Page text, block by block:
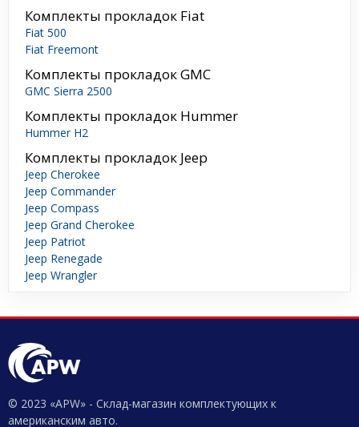
Комплекты прокладок Fiat
Fiat 500
Fiat Freemont
Комплекты прокладок GMC
GMC Sierra 2500
Комплекты прокладок Hummer
Hummer H2
Комплекты прокладок Jeep
Jeep Cherokee
Jeep Commander
Jeep Compass
Jeep Grand Cherokee
Jeep Patriot
Jeep Renegade
Jeep Wrangler
© 2023 «APW» - Склад-магазин комплектующих к
американским авто.